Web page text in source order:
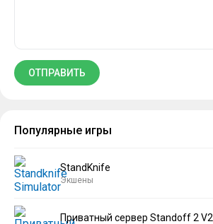
Популярные игры
StandKnife
Экшены
Приватный сервер Standoff 2 V2